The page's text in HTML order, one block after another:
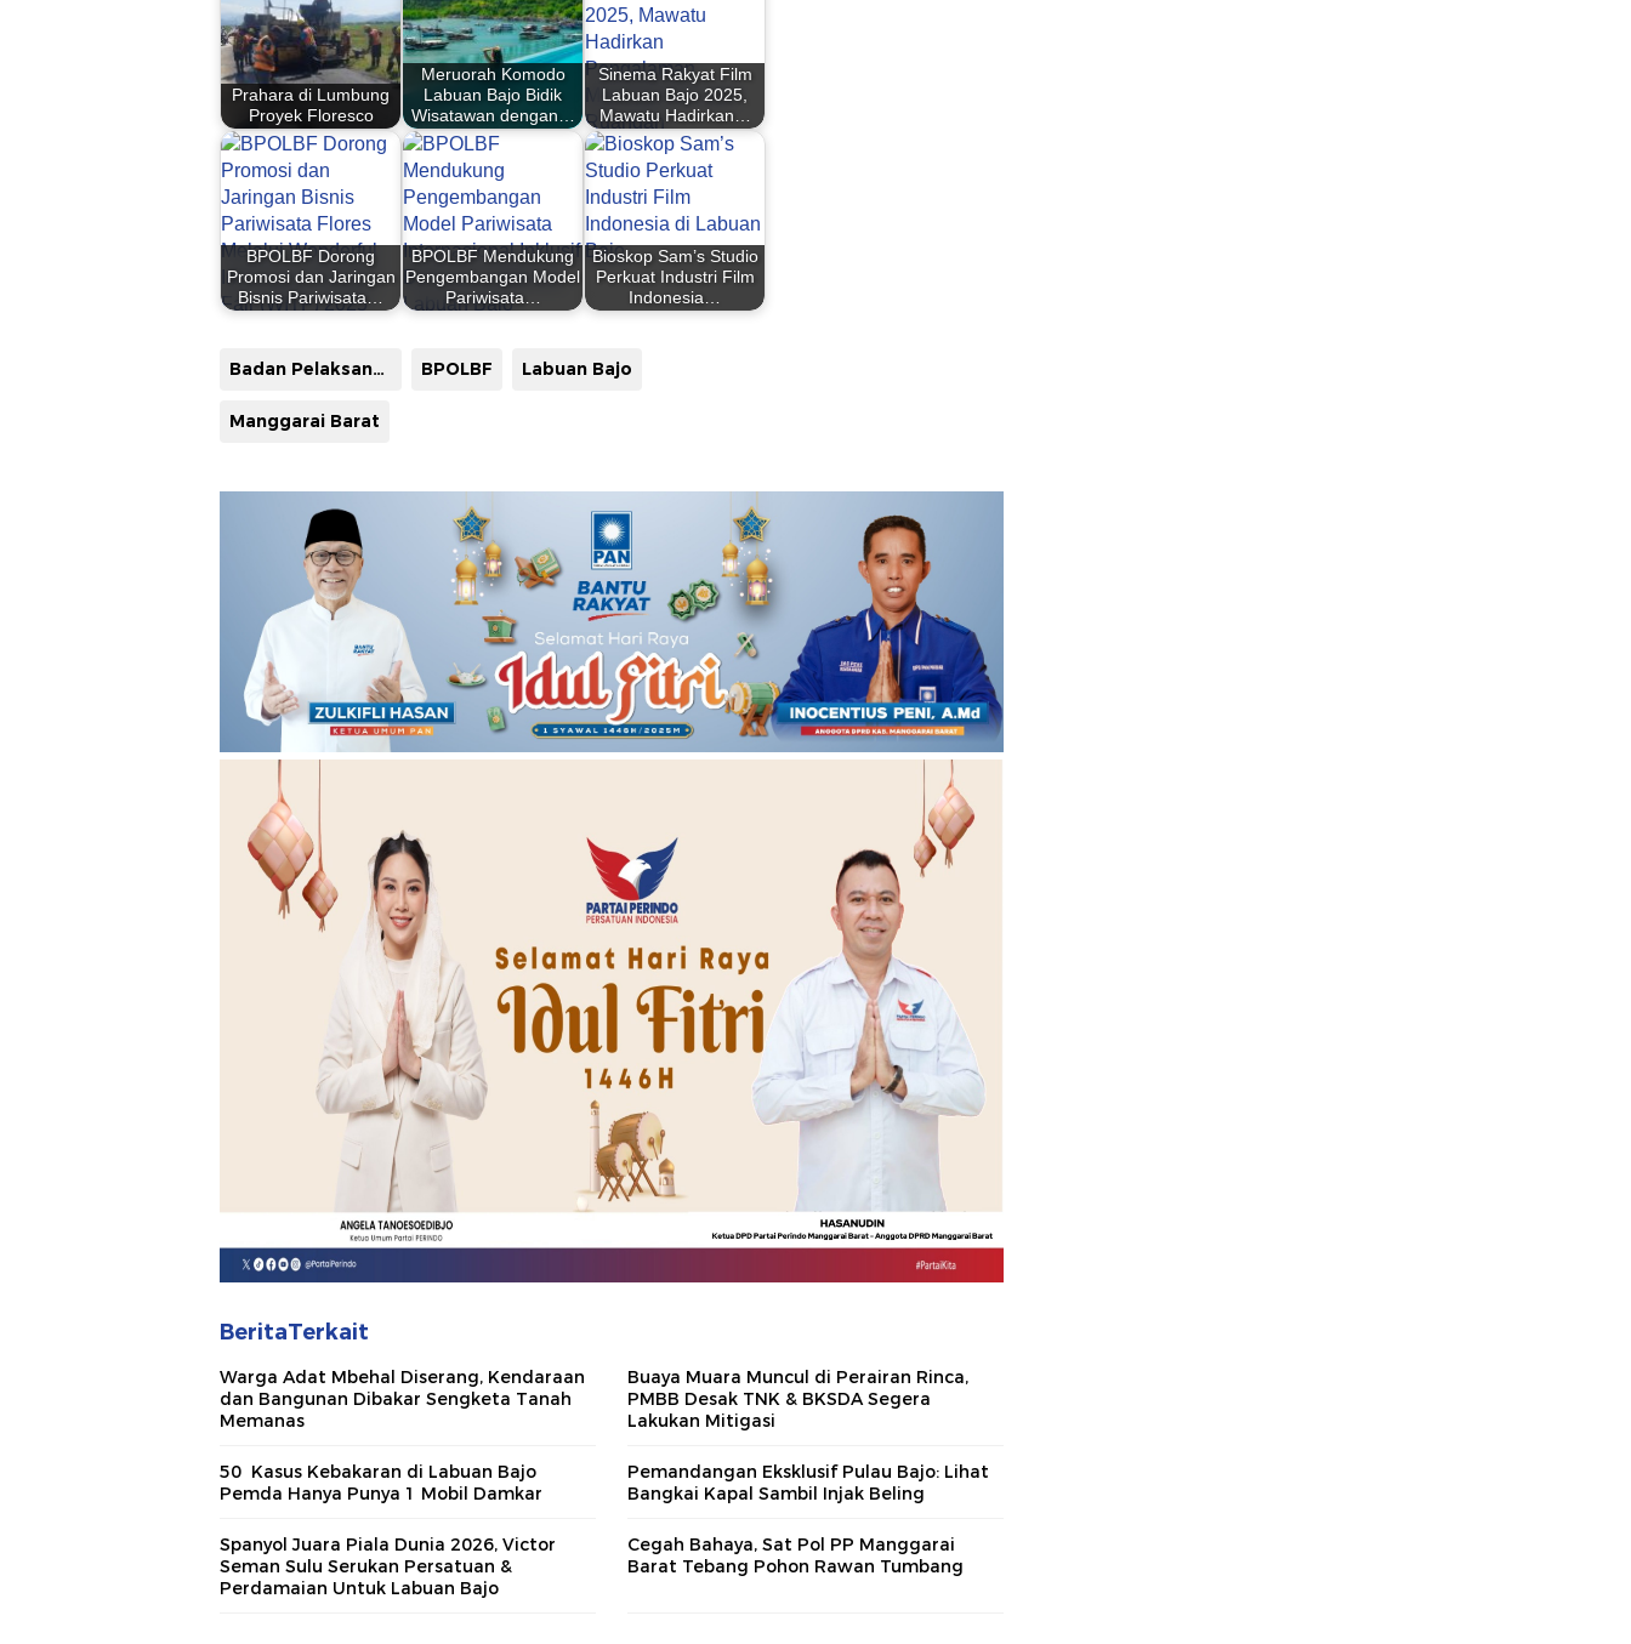
Prahara di Lumbung
Proyek Floresco
Meruorah Komodo
Labuan Bajo Bidik
Wisatawan dengan…
Sinema Rakyat Film
Labuan Bajo 2025,
Mawatu Hadirkan…
BPOLBF Dorong
Promosi dan Jaringan
Bisnis Pariwisata…
BPOLBF Mendukung
Pengembangan Model
Pariwisata…
Bioskop Sam’s Studio
Perkuat Industri Film
Indonesia…
Badan Pelaksana Otorita Labuan Bajo Flores BPOLBF Labuan Bajo
Manggarai Barat
BeritaTerkait
Warga Adat Mbehal Diserang, Kendaraan
dan Bangunan Dibakar Sengketa Tanah
Memanas
Buaya Muara Muncul di Perairan Rinca,
PMBB Desak TNK & BKSDA Segera
Lakukan Mitigasi
50 Kasus Kebakaran di Labuan Bajo
Pemda Hanya Punya 1 Mobil Damkar
Pemandangan Eksklusif Pulau Bajo: Lihat
Bangkai Kapal Sambil Injak Beling
Spanyol Juara Piala Dunia 2026, Victor
Seman Sulu Serukan Persatuan &
Perdamaian Untuk Labuan Bajo
Cegah Bahaya, Sat Pol PP Manggarai
Barat Tebang Pohon Rawan Tumbang